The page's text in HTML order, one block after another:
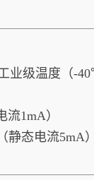
业级温度（-
1mA）
态电流5mA）